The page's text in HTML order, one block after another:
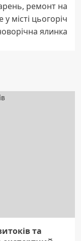
ремонт на
місті цьогоріч
ялинка
та